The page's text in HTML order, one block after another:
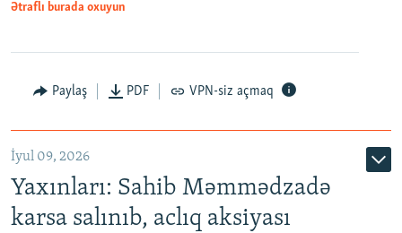
Ətraflı burada oxuyun
Paylaş PDF VPN-siz açmaq
İyul 09, 2026
Yaxınları: Sahib Məmmədzadə
karsa salınıb, aclıq aksiyası